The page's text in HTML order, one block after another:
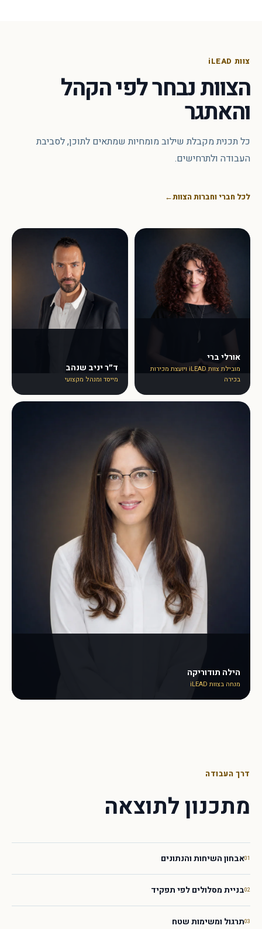
צוות iLEAD
הצוות נבחר לפי הקהל
והאתגר
כל תכנית מקבלת שילוב מומחיות שמתאים לתוכן, לסביבת
העבודה ולתרחישים.
לכל חברי וחברות הצוות←
אורלי ברי
מובילת צוות iLEAD ויועצת מכירות
בכירה
ד״ר יניב שנהב
מייסד ומנהל מקצועי
הילה תודוריקה
מנחה בצוות iLEAD
דרך העבודה
מתכנון לתוצאה
01אבחון השיחות והנתונים
02בניית מסלולים לפי תפקיד
03תרגול ומשימות שטח